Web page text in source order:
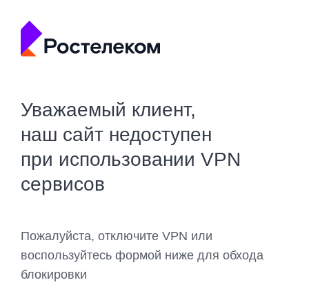
Уважаемый клиент,
наш сайт недоступен
при использовании VPN
сервисов
Пожалуйста, отключите VPN или
воспользуйтесь формой ниже для обхода
блокировки